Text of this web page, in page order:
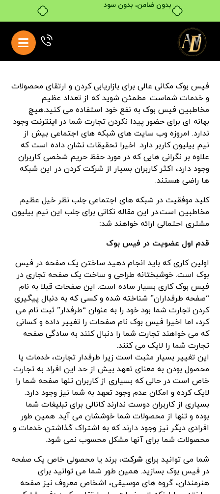
بدون ضامن، بدون سود
فیس بوک مکانی عالی برای بازاریابی کردن و ارتقای محصولات
و خدمات شماست. مطمئن شوید که از تعداد عظیم
مخاطبین فیس بوک به نفع خود استفاده می کنید.هیچ
بهانه ای برای حضور پیدا نکردن تجارت شما در اینترنت وجود
ندارد. امروزه وب سایت های شبکه های اجتماعی بیش از
نیم بیلیون کاربر دارد. اخیرا تحقیقات نشان داده است که
علاوه بر نگرانی هایی که در مورد حفظ حریم شخصی کاربران
وجود دارد، اکثر کاربران بسیار از شرکت کردن در این شبکه
ها راضی هستند.
کلید موفقیت در شبکه های اجتماعی جلب نظر خیل عظیم
مخاطبین است.در این مقاله نکاتی برای جلب این نیم بیلیون
مشتری احتمالی ارائه خواهند شد:
قدم اول عضویت در فیس بوک
اولین کاری که باید انجام دهید ساختن یک صفحه در فیس
بوک است. خوشبختانه طراحی و ساخت یک صفحه تجاری در
فیس بوک کاری بسیار ساده است. این صفحات قبلا به نام
“صفحه طرفداران” شناخته شده و کسی که به دنبال پیگیری
کردن تجارت شما بود خود را به عنوان “طرفدار” ثبت نام می
کرد، اما اخیرا فیس بوک نام صفحات را تغییر داده و کسانی
که می خواهند تجارت شما را دنبال کنند به سادگی صفحه
تجارت شما را لایک می کنند.
این تغییر بسیار مثبت است زیرا طرفدار تجارت، خدمات یا
محصول بودن به معنای تعهد بیش از حد این افراد به تجارت
خاص است در حالی که بسیاری از کاربران تنها صفحه شما را
لایک کرده و امکان عدم وجود تعهد به شما نیز وجود دارد.
بسیاری از کاربران دوست ندارند کانالی برای تبلیغات شما
بوده و تنها از محصولات شما خوششان می آید. همین طور
افرادی دیگر نیز وجود دارند که به اشتراک گذاشتن خدمات و
محصولات شما برای آنها مشکل محسوب نمی شود.
شما می توانید برای شرکت، برند یا محصولی خاص یک صفحه
در فیس بوک بسازید. همین طور شما می توانید برای
هنرمندان، گروه های موسیقی، اشخاص معروف نیز صفحه